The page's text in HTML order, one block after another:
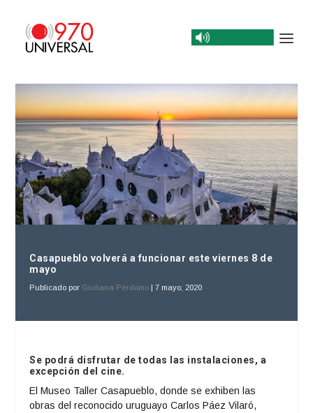
Casapueblo volverá a funcionar este viernes 8 de
mayo
Publicado por Giuliana Perdomo |7 mayo, 2020
Se podrá disfrutar de todas las instalaciones, a
excepción del cine.
El Museo Taller Casapueblo, donde se exhiben las
obras del reconocido uruguayo Carlos Páez Vilaró,